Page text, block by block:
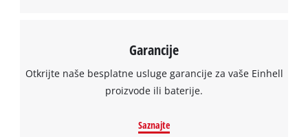
Garancije
Otkrijte naše besplatne usluge garancije za vaše Einhell
proizvode ili baterije.
Saznajte